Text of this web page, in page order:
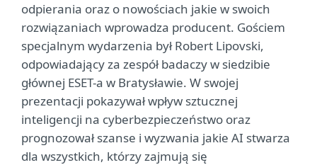
odpierania oraz o nowościach jakie w swoich
rozwiązaniach wprowadza producent. Gościem
specjalnym wydarzenia był Robert Lipovski,
odpowiadający za zespół badaczy w siedzibie
głównej ESET-a w Bratysławie. W swojej
prezentacji pokazywał wpływ sztucznej
inteligencji na cyberbezpieczeństwo oraz
prognozował szanse i wyzwania jakie AI stwarza
dla wszystkich, którzy zajmują się